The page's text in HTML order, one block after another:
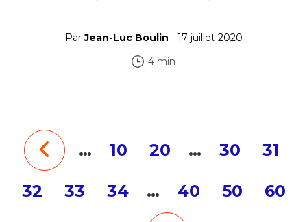
ParJean-Luc Boulin - 17 juillet 2020
4 min
… 10 20 … 30 31
32 33 34 … 40 50 60